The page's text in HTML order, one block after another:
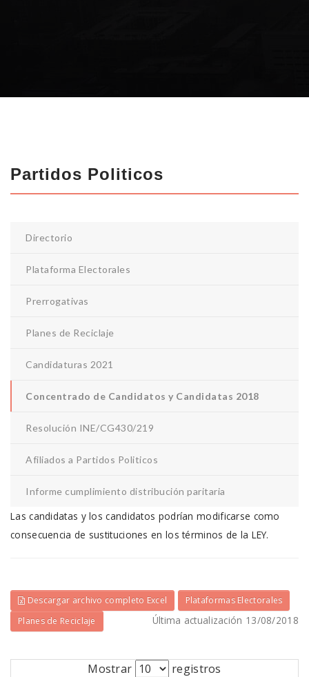
Partidos Politicos
Directorio
Plataforma Electorales
Prerrogativas
Planes de Reciclaje
Candidaturas 2021
Concentrado de Candidatos y Candidatas 2018
Resolución INE/CG430/219
Afiliados a Partidos Politicos
Informe cumplimiento distribución paritaria
Las candidatas y los candidatos podrían modificarse como
consecuencia de sustituciones en los términos de la LEY.
Descargar archivo completo Excel
Plataformas Electorales
Planes de Reciclaje
Última actualización 13/08/2018
Mostrar
registros